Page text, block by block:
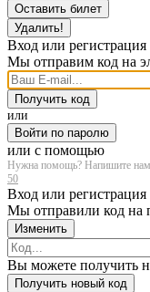
Оставить билет
Удалить!
Вход или регистрация
Мы отправим код на
Получить код
или
Войти по паролю
или с помощью
Нужна помощь? Напишите
50
Вход или регистрация
Мы отправили код на
Изменить
Загрузка...
Вы можете получить
Получить новый код